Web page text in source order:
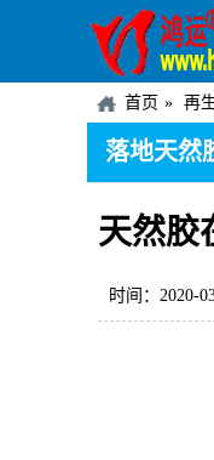
首页 再
落地天然
天然胶
时间：2020-